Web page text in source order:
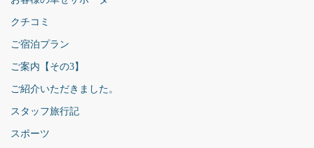
クチコミ
ご宿泊プラン
ご案内【その3】
ご紹介いただきました。
スタッフ旅行記
スポーツ